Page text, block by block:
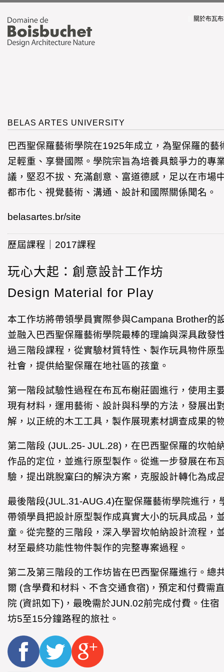
關於布瓦
BELAS ARTES UNIVERSITY
巴西聖保羅藝術學院在1925年成立，為聖保羅的藝
足輕重、享譽國際。學院宗旨為培養具競爭力的專
議，堅忍不拔、充滿創意、富道德感，足以在市場
都市化、視覺藝術、溝通、設計和國際關係聞名。
belasartes.br/site
歷屆課程｜2017課程
玩心大起：創意設計工作坊
Design Material for Play
本工作坊將帶領學員實際參與Campana Brother的
並融入巴西聖保羅藝術學院最棒的理論與深具啟發
過三階段課程，從實驗材質特性、製作玩具物件原
社會，提供給聖保羅在地社區的孩童。
第一階段試驗性過程在布瓦布榭莊園進行，使用主
現有材料，運用藝術、設計與科學的方法，發展出
解，以正統的木工工具，製作展現素材調查成果的
第二階段 (JUL.25- JUL.28)，在巴西聖保羅的坎帕
作品的定位，並進行原型製作。從進一步發展在布
驗，提出跳脫窠臼的解決方案，克服設計轉化為成
最後階段(JUL.31-AUG.4)在聖保羅藝術學院進行，
帶領學員把設計原型製作成真實大小的玩具成品，
童。從完整的三階段，深入學習坎帕納設計流程，
材至最終功能性物件製作的完整專案過程。
第二及第三階段的工作坊皆在巴西聖保羅進行。總
爾 (含學費和材料、不含交通食宿)，預定和付費需
院 (資訊如下)，最晚需於JUN.02前完成付費。住
坊5至15分鐘路程的旅社。